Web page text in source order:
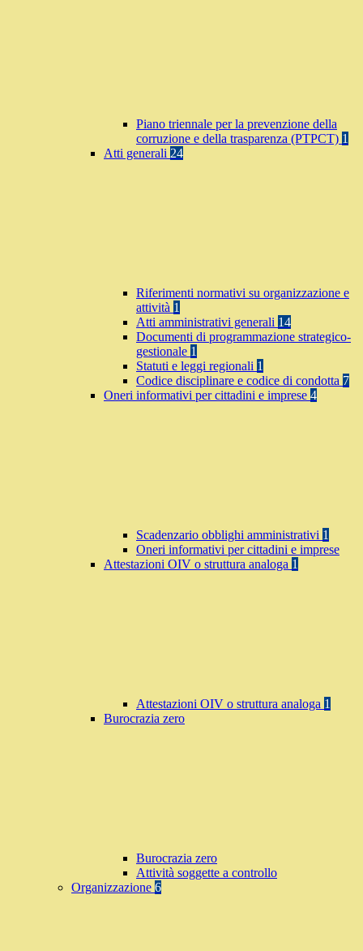
Piano triennale per la prevenzione della
corruzione e della trasparenza (PTPCT) 1
Atti generali 24
Riferimenti normativi su organizzazione e
attività 1
Atti amministrativi generali 14
Documenti di programmazione strategico-
gestionale 1
Statuti e leggi regionali 1
Codice disciplinare e codice di condotta 7
Oneri informativi per cittadini e imprese 4
Scadenzario obblighi amministrativi 1
Oneri informativi per cittadini e imprese
Attestazioni OIV o struttura analoga 1
Attestazioni OIV o struttura analoga 1
Burocrazia zero
Burocrazia zero
Attività soggette a controllo
Organizzazione 6